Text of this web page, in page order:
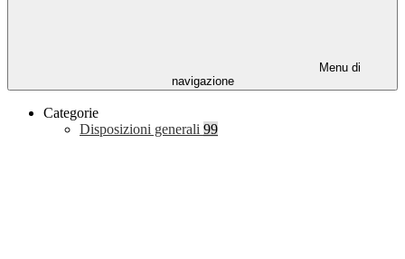
Menu di
navigazione
Categorie
Disposizioni generali 99